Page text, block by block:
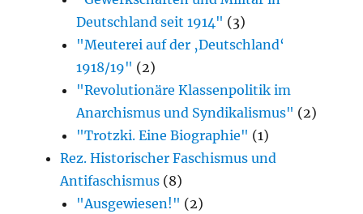
Deutschland seit 1914" (3)
"Meuterei auf der ‚Deutschland‘
1918/19" (2)
"Revolutionäre Klassenpolitik im
Anarchismus und Syndikalismus" (2)
"Trotzki. Eine Biographie" (1)
Rez. Historischer Faschismus und
Antifaschismus (8)
"Ausgewiesen!" (2)